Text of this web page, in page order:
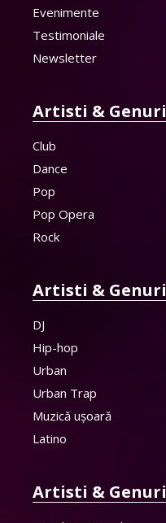
Evenimente
Testimoniale
Newsletter
Artisti & Genuri
Club
Dance
Pop
Pop Opera
Rock
Artisti & Genuri
DJ
Hip-hop
Urban
Urban Trap
Muzică ușoară
Latino
Artisti & Genuri